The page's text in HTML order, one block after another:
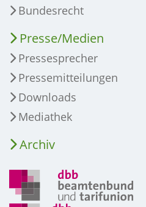
Bundesrecht
Presse/Medien
Pressesprecher
Pressemitteilungen
Downloads
Mediathek
Archiv